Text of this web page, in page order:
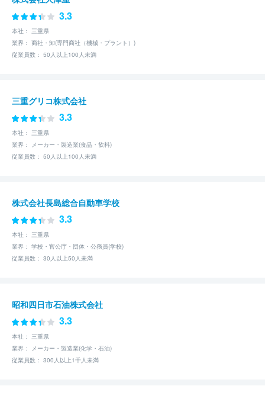
3.3
本社： 三重県
業界： 商社・卸(専門商社（機械・プラント）)
従業員数： 50人以上100人未満
三重グリコ株式会社
3.3
本社： 三重県
業界： メーカー・製造業(食品・飲料)
従業員数： 50人以上100人未満
株式会社長島総合自動車学校
3.3
本社： 三重県
業界： 学校・官公庁・団体・公務員(学校)
従業員数： 30人以上50人未満
昭和四日市石油株式会社
3.3
本社： 三重県
業界： メーカー・製造業(化学・石油)
従業員数： 300人以上1千人未満